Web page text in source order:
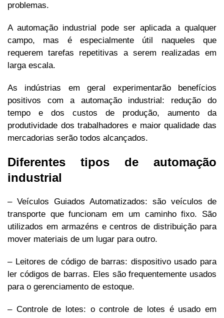
problemas.
A automação industrial pode ser aplicada a qualquer
campo, mas é especialmente útil naqueles que
requerem tarefas repetitivas a serem realizadas em
larga escala.
As indústrias em geral experimentarão benefícios
positivos com a automação industrial: redução do
tempo e dos custos de produção, aumento da
produtividade dos trabalhadores e maior qualidade das
mercadorias serão todos alcançados.
Diferentes tipos de automação
industrial
– Veículos Guiados Automatizados: são veículos de
transporte que funcionam em um caminho fixo. São
utilizados em armazéns e centros de distribuição para
mover materiais de um lugar para outro.
– Leitores de código de barras: dispositivo usado para
ler códigos de barras. Eles são frequentemente usados
para o gerenciamento de estoque.
– Controle de lotes: o controle de lotes é usado em